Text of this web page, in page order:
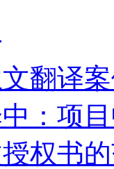
翻译
：项
权书